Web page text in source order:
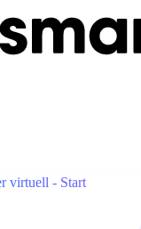
virtuell - Start